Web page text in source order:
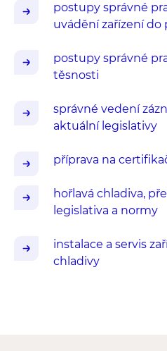
postupy správné
uvádění zařízení do
postupy správné
těsnosti
správné vedení
aktuální legislativy
příprava na
hořlavá chladiva,
legislativa a normy
instalace a servis
chladivy